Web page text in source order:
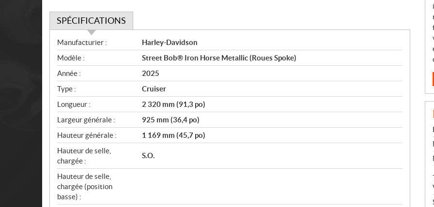
SPÉCIFICATIONS
S
p
é
c
i
f
i
c
a
t
i
o
n
s
Manufacturier :
Harley-Davidson
Modèle :
Street Bob® Iron Horse Metallic (Roues Spoke)
Année :
2025
Type :
Cruiser
Longueur :
2 320 mm (91,3 po)
Largeur générale :
925 mm (36,4 po)
Hauteur générale :
1 169 mm (45,7 po)
Hauteur de selle,
chargée :
S.O.
Hauteur de selle,
chargée (position
basse) :